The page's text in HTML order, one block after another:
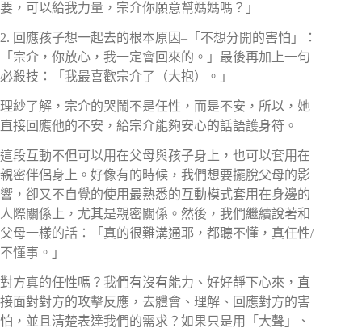
要，可以給我力量，宗介你願意幫媽媽嗎？」
2. 回應孩子想一起去的根本原因–「不想分開的害怕」：
「宗介，你放心，我一定會回來的。」最後再加上一句
必殺技：「我最喜歡宗介了（大抱）。」
理紗了解，宗介的哭鬧不是任性，而是不安，所以，她
直接回應他的不安，給宗介能夠安心的話語護身符。
這段互動不但可以用在父母與孩子身上，也可以套用在
親密伴侶身上。好像有的時候，我們想要擺脫父母的影
響，卻又不自覺的使用最熟悉的互動模式套用在身邊的
人際關係上，尤其是親密關係。然後，我們繼續說著和
父母一樣的話：「真的很難溝通耶，都聽不懂，真任性/
不懂事。」
對方真的任性嗎？我們有沒有能力、好好靜下心來，直
接面對對方的攻擊反應，去體會、理解、回應對方的害
怕，並且清楚表達我們的需求？如果只是用「大聲」、